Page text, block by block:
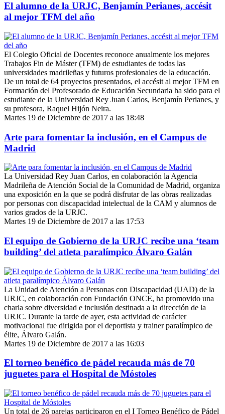
El alumno de la URJC, Benjamín Perianes, accésit
al mejor TFM del año
El Colegio Oficial de Docentes reconoce anualmente los mejores
Trabajos Fin de Máster (TFM) de estudiantes de todas las
universidades madrileñas y futuros profesionales de la educación.
De un total de 64 proyectos presentados, el accésit al mejor TFM en
Formación del Profesorado de Educación Secundaria ha sido para el
estudiante de la Universidad Rey Juan Carlos, Benjamín Perianes, y
su profesora, Raquel Hijón Neira.
Martes 19 de Diciembre de 2017 a las 18:48
Arte para fomentar la inclusión, en el Campus de
Madrid
La Universidad Rey Juan Carlos, en colaboración la Agencia
Madrileña de Atención Social de la Comunidad de Madrid, organiza
una exposición en la que se podrá disfrutar de las obras realizadas
por personas con discapacidad intelectual de la CAM y alumnos de
varios grados de la URJC.
Martes 19 de Diciembre de 2017 a las 17:53
El equipo de Gobierno de la URJC recibe una ‘team
building’ del atleta paralímpico Álvaro Galán
La Unidad de Atención a Personas con Discapacidad (UAD) de la
URJC, en colaboración con Fundación ONCE, ha promovido una
charla sobre diversidad e inclusión destinada a la dirección de la
URJC. Durante la tarde de ayer, esta actividad de carácter
motivacional fue dirigida por el deportista y trainer paralímpico de
élite, Álvaro Galán.
Martes 19 de Diciembre de 2017 a las 16:03
El torneo benéfico de pádel recauda más de 70
juguetes para el Hospital de Móstoles
Un total de 26 parejas participaron en el I Torneo Benéfico de Pádel